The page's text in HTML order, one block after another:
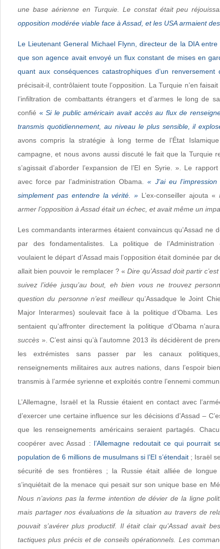
une base aérienne en Turquie. Le constat était peu
opposition modérée viable face à Assad, et les USA armaient
Le Lieutenant General Michael Flynn, directeur de la DIA
que son agence avait envoyé un flux constant de mises en
quant aux conséquences catastrophiques d’un renversement
précisait-il, contrôlaient toute l’opposition. La Turquie n’en
l’infiltration de combattants étrangers et d’armes le long de
confié « Si le public américain avait accès au flux de
transmis quotidiennement, au niveau le plus sensible, il
avons compris la stratégie à long terme de l’État
campagne, et nous avons aussi discuté le fait que la Turquie
s’agissait d’aborder l’expansion de l’EI en Syrie. ». Le
avec force par l’administration Obama.« J’ai eu
simplement pas entendre la vérité. » L’ex-conseiller ajouta «
armer l’opposition à Assad était un échec, et avait même un
Les commandants interarmes étaient convaincus qu’Assad ne
par des fondamentalistes. La politique de l’Administration
voulaient le départ d’Assad mais l’opposition était dominée par
allait bien pouvoir le remplacer ? «Dire qu’Assad doit partir
suivez l’idée jusqu’au bout, eh bien vous ne trouvez
question du personne n’est meilleurqu’Assadque le Joint
Major Interarmes) soulevait face à la politique d’Obama.
sentaient qu’affronter directement la politique d’Obama
succès ». C’est ainsi qu’à l’automne 2013 ils décidèrent de
les extrémistes sans passer par les canaux
renseignements militaires aux autres nations, dans l’espoir
transmis à l’armée syrienne et exploités contre l’ennemi
L’Allemagne, Israël et la Russie étaient en contact avec
d’exercer une certaine influence sur les décisions d’Assad –
que les renseignements américains seraient partagés.
coopérer avec Assad : l’Allemagne redoutait ce qui pourrait
population de 6 millions de musulmans si l’EI s’étendait ; Israël
sécurité de ses frontières ; la Russie était alliée de
s’inquiétait de la menace qui pesait sur son unique base en
Nous n’avions pas la ferme intention de dévier de la ligne
mais partager nos évaluations de la situation au travers de
pouvait s’avérer plus productif. Il était clair qu’Assad avait
tactiques plus précis et de conseils opérationnels. Les